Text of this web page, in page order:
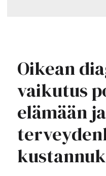
Oikean
vaikutus
elämään ja